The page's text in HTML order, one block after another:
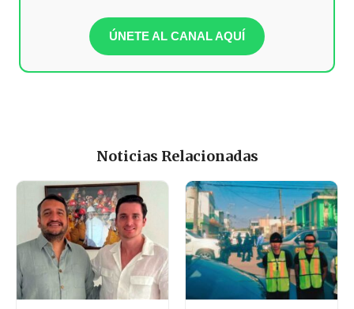
ÚNETE AL CANAL AQUÍ
Noticias Relacionadas